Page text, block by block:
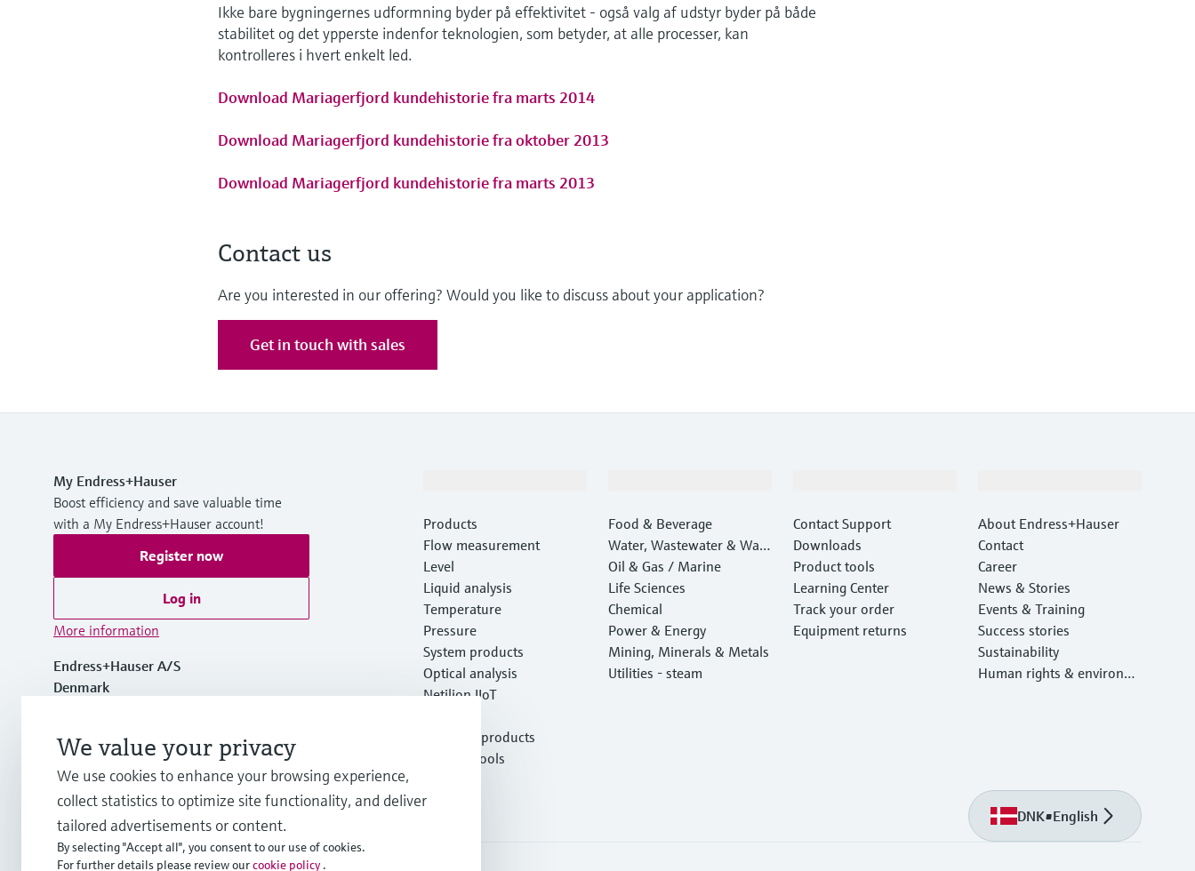
Ikke bare bygningernes udformning byder på effektivitet - også valg af udstyr byder på både
stabilitet og det ypperste indenfor teknologien, som betyder, at alle processer, kan
kontrolleres i hvert enkelt led.
Download Mariagerfjord kundehistorie fra marts 2014
Download Mariagerfjord kundehistorie fra oktober 2013
Download Mariagerfjord kundehistorie fra marts 2013
Contact us
Are you interested in our offering? Would you like to discuss about your application?
Get in touch with sales
My Endress+Hauser
Boost efficiency and save valuable time
with a My Endress+Hauser account!
Register now
Log in
More information
Endress+Hauser A/S
Denmark
+45 70 131 132
Products
Flow measurement
Level
Liquid analysis
Temperature
Pressure
System products
Optical analysis
Netilion IIoT
Featured products
Product tools
Food & Beverage
Water, Wastewater & Wast
e
Oil & Gas / Marine
Life Sciences
Chemical
Power & Energy
Mining, Minerals & Metals
Utilities - steam
Contact Support
Downloads
Product tools
Learning Center
Track your order
Equipment returns
About Endress+Hauser
Contact
Career
News & Stories
Events & Training
Success stories
Sustainability
Human rights & environm
DNK•English
We value your privacy
We use cookies to enhance your browsing experience,
collect statistics to optimize site functionality, and deliver
tailored advertisements or content.
By selecting "Accept all", you consent to our use of cookies.
For further details please review ourcookie policy .